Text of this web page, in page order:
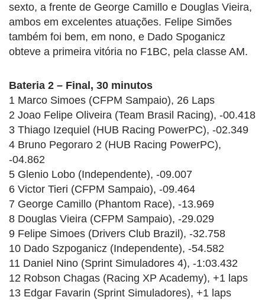
sexto, a frente de George Camillo e Douglas Vieira,
ambos em excelentes atuações. Felipe Simões
também foi bem, em nono, e Dado Spoganicz
obteve a primeira vitória no F1BC, pela classe AM.
Bateria 2 – Final, 30 minutos
1 Marco Simoes (CFPM Sampaio), 26 Laps
2 Joao Felipe Oliveira (Team Brasil Racing), -00.418
3 Thiago Izequiel (HUB Racing PowerPC), -02.349
4 Bruno Pegoraro 2 (HUB Racing PowerPC),
-04.862
5 Glenio Lobo (Independente), -09.007
6 Victor Tieri (CFPM Sampaio), -09.464
7 George Camillo (Phantom Race), -13.969
8 Douglas Vieira (CFPM Sampaio), -29.029
9 Felipe Simoes (Drivers Club Brazil), -32.758
10 Dado Szpoganicz (Independente), -54.582
11 Daniel Nino (Sprint Simuladores 4), -1:03.432
12 Robson Chagas (Racing XP Academy), +1 laps
13 Edgar Favarin (Sprint Simuladores), +1 laps